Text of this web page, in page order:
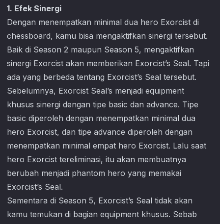
1. Efek Sinergi
Dengan menempatkan minimal dua hero Exorcist di
chessboard, kamu bisa mengaktifkan sinergi tersebut.
Baik di Season 2 maupun Season 5, mengaktifkan
sinergi Exorcist akan memberikan Exorcist’s Seal. Tapi
ada yang berbeda tentang Exorcist’s Seal tersebut.
Sebelumnya, Exorcist Seal’s menjadi equipment
khusus sinergi dengan tipe basic dan advance. Tipe
basic diperoleh dengan menempatkan minimal dua
hero Exorcist, dan tipe advance diperoleh dengan
menempatkan minimal empat hero Exorcist. Lalu saat
hero Exorcist tereliminasi, itu akan membuatnya
berubah menjadi phantom hero yang memakai
Exorcist’s Seal.
Sementara di Season 5, Exorcist’s Seal tidak akan
kamu temukan di bagian equipment khusus. Sebab